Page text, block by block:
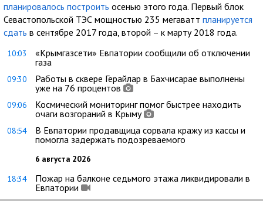
планировалось построить осенью этого года. Первый блок
Севастопольской ТЭС мощностью 235 мегаватт планируется
сдать в сентябре 2017 года, второй – к марту 2018 года.
10:03
«Крымгазсети» Евпатории сообщили об отключении
газа
09:30
Работы в сквере Герайлар в Бахчисарае выполнены
уже на 76 процентов
09:06
Космический мониторинг помог быстрее находить
очаги возгораний в Крыму
08:54
В Евпатории продавщица сорвала кражу из кассы и
помогла задержать подозреваемого
6 августа 2026
18:34
Пожар на балконе седьмого этажа ликвидировали в
Евпатории